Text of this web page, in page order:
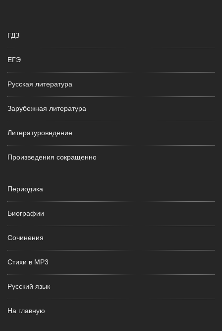
ГДЗ
ЕГЭ
Русская литература
Зарубежная литература
Литературоведение
Произведения сокращенно
Периодика
Биографии
Сочинения
Стихи в MP3
Русский язык
На главную